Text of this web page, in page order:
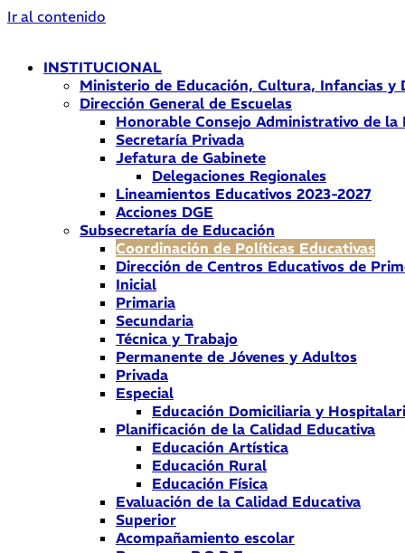
Ir al contenido
INSTITUCIONAL
Ministerio de Educación, Cultura, Infancias y
Dirección General de Escuelas
Honorable Consejo Administrativo de la
Secretaría Privada
Jefatura de Gabinete
Delegaciones Regionales
Lineamientos Educativos 2023-2027
Acciones DGE
Subsecretaría de Educación
Coordinación de Políticas Educativas
Dirección de Centros Educativos de
Inicial
Primaria
Secundaria
Técnica y Trabajo
Permanente de Jóvenes y Adultos
Privada
Especial
Educación Domiciliaria y
Planificación de la Calidad Educativa
Educación Artística
Educación Rural
Educación Física
Evaluación de la Calidad Educativa
Superior
Acompañamiento escolar